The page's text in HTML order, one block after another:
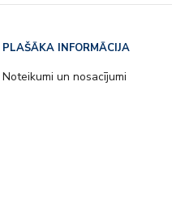
PLAŠĀKA INFORMĀCIJA
Noteikumi un nosacījumi